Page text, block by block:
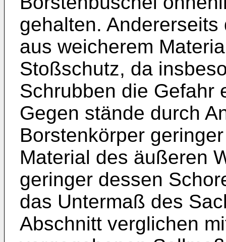
gehalten.
aus weicherem
Stoßschutz, da
Schrubben die Gefahr
Gegen­ stände durch
Borstenkörper
Material des äußeren
geringer dessen
das Untermaß des
Abschnitt verglichen